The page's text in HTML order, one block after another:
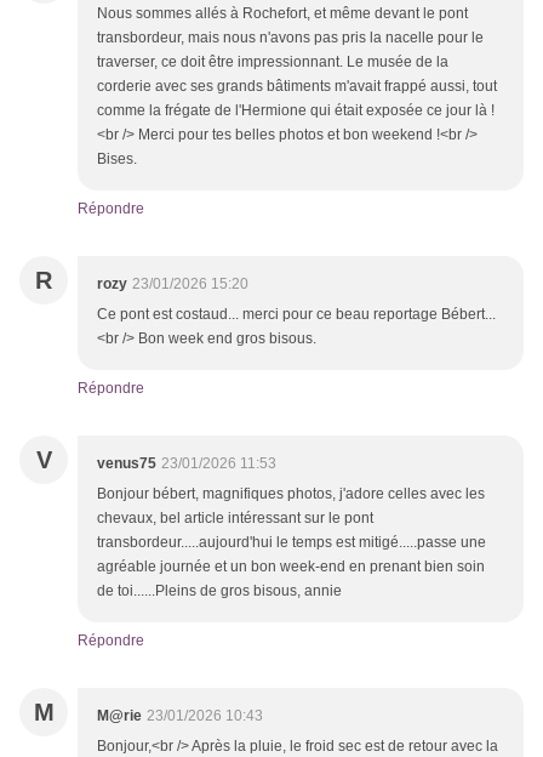
Nous sommes allés à Rochefort, et même devant le pont
transbordeur, mais nous n'avons pas pris la nacelle pour le
traverser, ce doit être impressionnant. Le musée de la
corderie avec ses grands bâtiments m'avait frappé aussi, tout
comme la frégate de l'Hermione qui était exposée ce jour là !
<br /> Merci pour tes belles photos et bon weekend !<br />
Bises.
Répondre
R rozy 23/01/2026 15:20
Ce pont est costaud... merci pour ce beau reportage Bébert...
<br /> Bon week end gros bisous.
Répondre
V venus75 23/01/2026 11:53
Bonjour bébert, magnifiques photos, j'adore celles avec les
chevaux, bel article intéressant sur le pont
transbordeur.....aujourd'hui le temps est mitigé.....passe une
agréable journée et un bon week-end en prenant bien soin
de toi......Pleins de gros bisous, annie
Répondre
M M@rie 23/01/2026 10:43
Bonjour,<br /> Après la pluie, le froid sec est de retour avec la